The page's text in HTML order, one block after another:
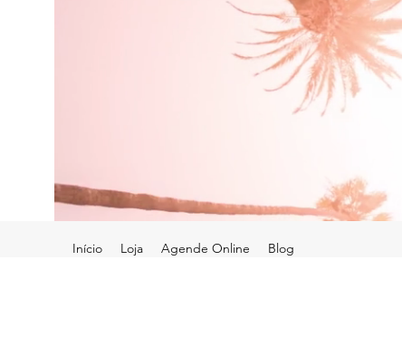
Início Loja Agende Online Blog